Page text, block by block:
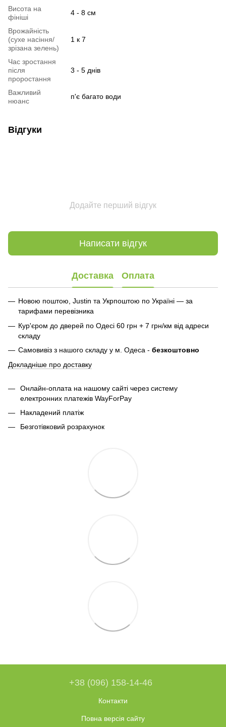
Висота на
фініші
4 - 8 см
Врожайність
(сухе насіння/
зрізана зелень)
1 к 7
Час зростання
після
проростання
3 - 5 днів
Важливий
нюанс
п'є багато води
Відгуки
Додайте перший відгук
Написати відгук
Доставка Оплата
Новою поштою, Justin та Укрпоштою по Україні — за
тарифами перевізника
Кур'єром до дверей по Одесі 60 грн + 7 грн/км від адреси
складу
Самовивіз з нашого складу у м. Одеса - безкоштовно
Докладніше про доставку
Онлайн-оплата на нашому сайті через систему
електронних платежів WayForPay
Накладений платіж
Безготівковий розрахунок
+38 (096) 158-14-46
Контакти
Повна версія сайту